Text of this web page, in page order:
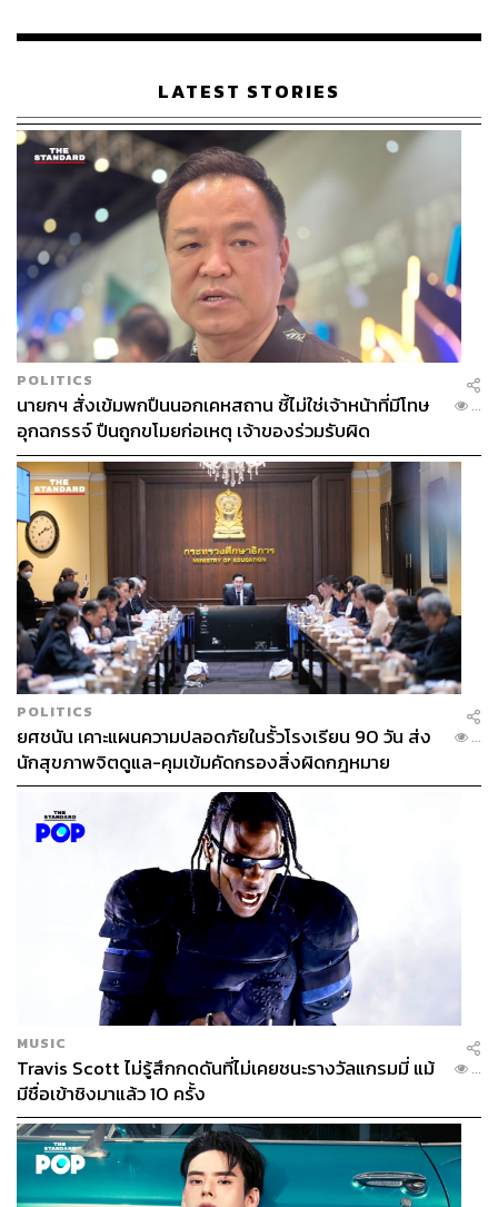
สามารถติดตาม THE STANDARD WEALTH
ช่องแคบฮอร์มุซ (Strait of Hormuz)
พิมพ์ใจ ลี้อิสสระนุกูล
USA
บัตรสวัสดิการแห่งรัฐ
สภาอุตสาหกรรมแห่งประเทศไทย
Middle East
อนุทิน ชาญวีรกูล
อุตสาหกรรมไทย
Red Sea (ทะเลแดง)
192
ABOUT THE AUTHOR
เสาวลักษณ์ เขตสูงเนิน
Content Creator THE STANDARD WEALTH
เรือนไทยที่ถูกซุกไว้
LATEST STORIES
POLITICS
นายกฯ สั่งเข้มพกปืนนอกเคหสถาน ชี้ไม่ใช่เจ้าหน้าที่มีโทษ
อุกฉกรรจ์ ปืนถูกขโมยก่อเหตุ เจ้าของร่วมรับผิด
...
POLITICS
ยศชนัน เคาะแผนความปลอดภัยในรั้วโรงเรียน 90 วัน ส่ง
นักสุขภาพจิตดูแล-คุมเข้มคัดกรองสิ่งผิดกฎหมาย
...
MUSIC
Travis Scott ไม่รู้สึกกดดันที่ไม่เคยชนะรางวัลแกรมมี่ แม้
มีชื่อเข้าชิงมาแล้ว 10 ครั้ง
...